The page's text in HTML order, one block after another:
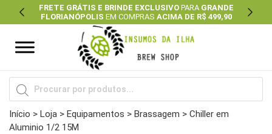
FRETE GRÁTIS E BRINDE EXCLUSIVOPARA GRANDE
FLORIANÓPOLIS EM COMPRAS ACIMA DE R$ 499,90
Previous Next
Pesquisar
produtos
Início > Loja > Equipamentos > Brassagem > Chiller em
Aluminio 1/2 15M